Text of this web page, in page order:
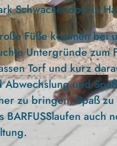
|CC-BY-ND
Schwackendorf in
Füße kommen bei
Untergründe zum
Torf und kurz
Abwechslung und
zu bringen, Spaß
BARFUSSlaufen